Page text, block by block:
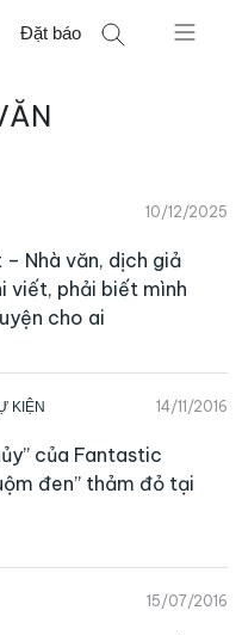
Đặt báo
10/12/2025
Nhà văn, dịch giả
viết, phải biết mình
cho ai
KIỆN 14/11/2016
của Fantastic
đen” thảm đỏ tại
15/07/2016